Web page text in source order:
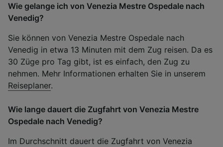
Wie gelange ich von Venezia Mestre Ospedale nach
Venedig?
Sie können von Venezia Mestre Ospedale nach
Venedig in etwa 13 Minuten mit dem Zug reisen. Da es
30 Züge pro Tag gibt, ist es einfach, den Zug zu
nehmen. Mehr Informationen erhalten Sie in unserem
Reiseplaner.
Wie lange dauert die Zugfahrt von Venezia Mestre
Ospedale nach Venedig?
Im Durchschnitt dauert die Zugfahrt von Venezia